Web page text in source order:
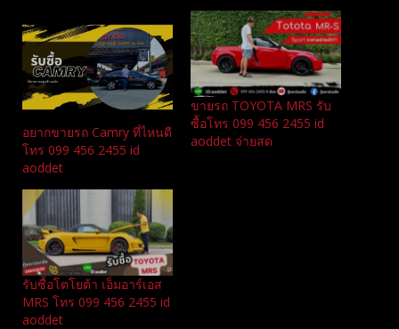
อยากขายรถ Camry ที่ไหนดี
โทร 099 456 2455 id
aoddet
ขายรถ TOYOTA MRS รับ
ซื้อโทร 099 456 2455 id
aoddet จ่ายสด
รับซื้อโตโยต้า เอ็มอาร์เอส
MRS โทร 099 456 2455 id
aoddet